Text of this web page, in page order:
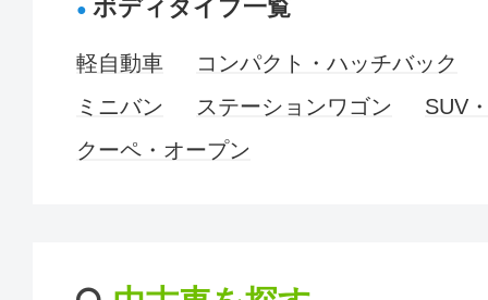
ボディタイプ一覧
軽自動車
コンパクト・ハッチバック
ミニバン
ステーションワゴン
SUV
クーペ・オープン